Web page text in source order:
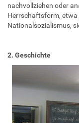
nachvollziehen oder
Herrschaftsform, etwa
Nationalsozialismus,
2. Geschichte